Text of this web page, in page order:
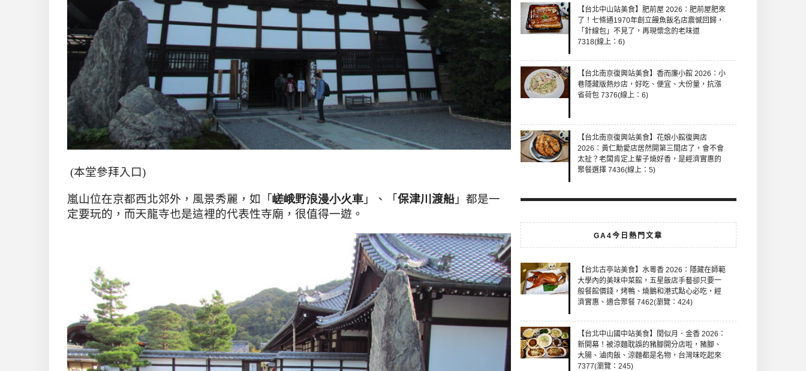
(本堂參拜入口)
嵐山位在京都西北郊外，風景秀麗，如「嵯峨野浪漫小火車」、「保津川渡船」都是一
定要玩的，而天龍寺也是這裡的代表性寺廟，很值得一遊。
【台北中山站美食】肥前屋 2026：肥前屋肥來
了！七條通1970年創立饅魚飯名店震憾回歸，
「針線包」不見了，再現懷念的老味道
7318(線上：6)
【台北南京復興站美食】香而廉小館 2026：小
巷隱藏版熱炒店，好吃、便宜、大份量，抗漲
省荷包 7376(線上：6)
【台北南京復興站美食】花娘小館復興店
2026：黃仁勳愛店居然開第三間店了，會不會
太扯？老闆肯定上輩子燒好香，是經濟實惠的
聚餐選擇 7436(線上：5)
GA4今日熱門文章
【台北古亭站美食】水粵香 2026：隱藏在師範
大學內的美味中菜館，五星飯店手藝卻只要一
般餐館價錢，烤鴨、燒鵝和港式點心必吃，經
濟實惠、適合聚餐 7462(瀏覽：424)
【台北中山國中站美食】閏似月．金香 2026：
新開幕！被涼麵耽誤的豬腳開分店啦，豬腳、
大腸、滷肉飯、涼麵都是名物，台灣味吃起來
7377(瀏覽：245)